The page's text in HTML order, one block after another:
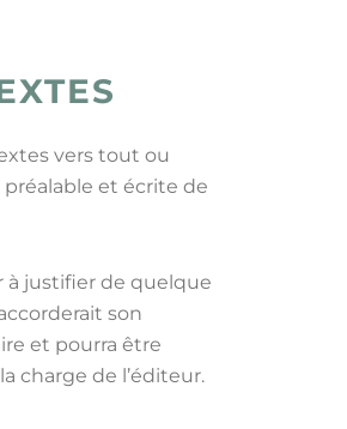
vers tout ou
et écrite de
à justifier de quelque
son
et pourra être
charge de l’éditeur.